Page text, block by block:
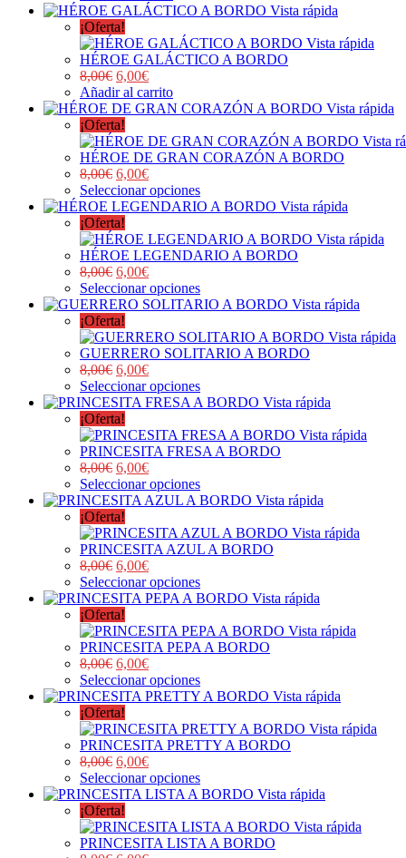
Vista rápida
¡Oferta!
Vista rápida
HÉROE GALÁCTICO A BORDO
8,00€ 6,00€
Añadir al carrito
Vista rápida
¡Oferta!
Vista
HÉROE DE GRAN CORAZÓN A BORDO
8,00€ 6,00€
Seleccionar opciones
Vista rápida
¡Oferta!
Vista rápida
HÉROE LEGENDARIO A BORDO
8,00€ 6,00€
Seleccionar opciones
Vista rápida
¡Oferta!
Vista rápida
GUERRERO SOLITARIO A BORDO
8,00€ 6,00€
Seleccionar opciones
Vista rápida
¡Oferta!
Vista rápida
PRINCESITA FRESA A BORDO
8,00€ 6,00€
Seleccionar opciones
Vista rápida
¡Oferta!
Vista rápida
PRINCESITA AZUL A BORDO
8,00€ 6,00€
Seleccionar opciones
Vista rápida
¡Oferta!
Vista rápida
PRINCESITA PEPA A BORDO
8,00€ 6,00€
Seleccionar opciones
Vista rápida
¡Oferta!
Vista rápida
PRINCESITA PRETTY A BORDO
8,00€ 6,00€
Seleccionar opciones
Vista rápida
¡Oferta!
Vista rápida
PRINCESITA LISTA A BORDO